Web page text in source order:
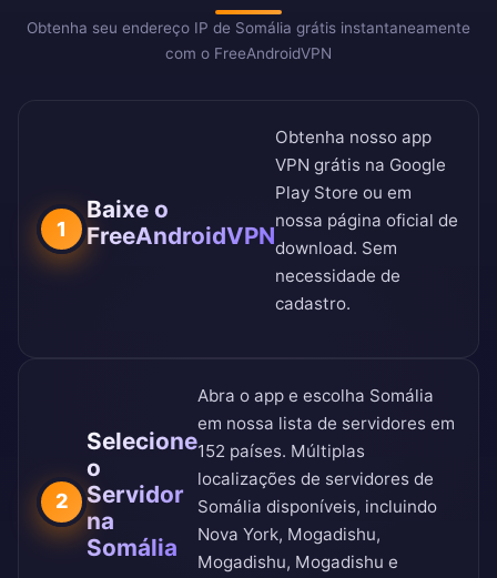
Obtenha seu endereço IP de Somália grátis instantaneamente
com o FreeAndroidVPN
1
Baixe o
FreeAndroidVPN
Obtenha nosso app
VPN grátis na Google
Play Store ou em
nossa página oficial de
download. Sem
necessidade de
cadastro.
2
Selecione
o
Servidor
na
Somália
Abra o app e escolha Somália
em nossa lista de servidores em
152 países. Múltiplas
localizações de servidores de
Somália disponíveis, incluindo
Nova York, Mogadishu,
Mogadishu, Mogadishu e